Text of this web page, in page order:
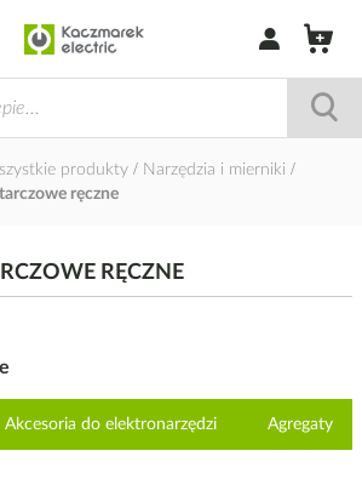
Zaloguj się /
produkty
Narzędzia i mierniki
tarczowe ręczne
RĘCZNE
Akcesoria do elektronarzędzi Agregaty